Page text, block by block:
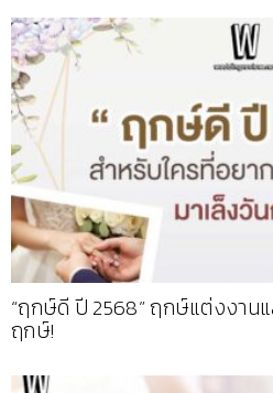
“ฤกษ์ดี ปี 2568” ฤกษ์แต่งงาน
ฤกษ์!